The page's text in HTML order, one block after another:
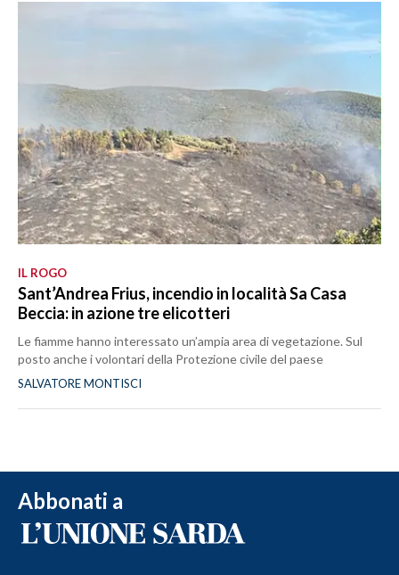
IL ROGO
Sant’Andrea Frius, incendio in località Sa Casa
Beccia: in azione tre elicotteri
Le fiamme hanno interessato un’ampia area di vegetazione. Sul
posto anche i volontari della Protezione civile del paese
SALVATORE MONTISCI
Abbonati a